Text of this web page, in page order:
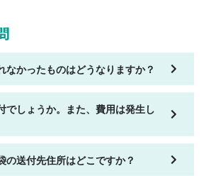
、お客様に代行してご注文手続き、ご
、変更手続きを行う場合
お問い合わせに対して回答を行う場合
をお願いするため
に別途連絡の上、個別にご了解をいた
用するため
（年齢、住所など）ごとに分類された
なかったものはどうなりますか？
でしょうか。また、費用は発生し
の送付先住所はどこですか？